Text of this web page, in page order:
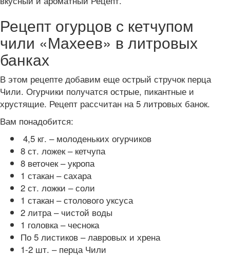
Рецепт огурцов с кетчупом
чили «Махеев» в литровых
банках
В этом рецепте добавим еще острый стручок перца
Чили. Огурчики получатся острые, пикантные и
хрустящие. Рецепт рассчитан на 5 литровых банок.
Вам понадобится:
4,5 кг. – молоденьких огурчиков
8 ст. ложек – кетчупа
8 веточек – укропа
1 стакан – сахара
2 ст. ложки – соли
1 стакан – столового уксуса
2 литра – чистой воды
1 головка – чеснока
По 5 листиков – лавровых и хрена
1-2 шт. – перца Чили